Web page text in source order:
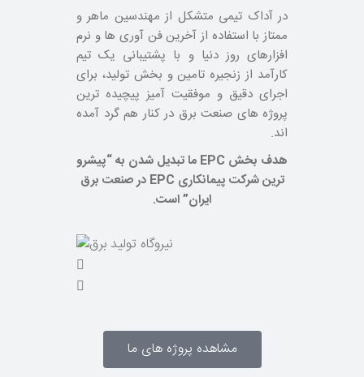
در آداک تیمی متشکل از مهندسین ماهر و
ممتاز با استفاده از آخرین فن آوری ها و نرم
افزارهای روز دنیا و با پشتیبانی یک تیم
کارآمد از زنجیره تامین و بخش تولید، برای
اجرای دقیق و موفقیت آمیز پیچیده ترین
پروژه های صنعت برق در کنار هم گرد آمده
اند.
هدف بخش EPC ما تبدیل شدن به “پیشرو
ترین شرکت پیمانکاری EPC در صنعت برق
ایران” است.
مشاهده پروژه های ما